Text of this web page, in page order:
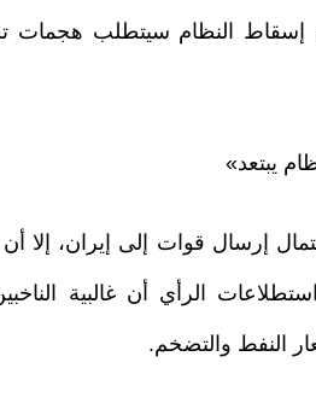
أن إسقاط النظام سيتطلب هجمات
يبتعد»
إرسال قوات إلى إيران،
الرأي أن غالبية
النفط والتضخم.